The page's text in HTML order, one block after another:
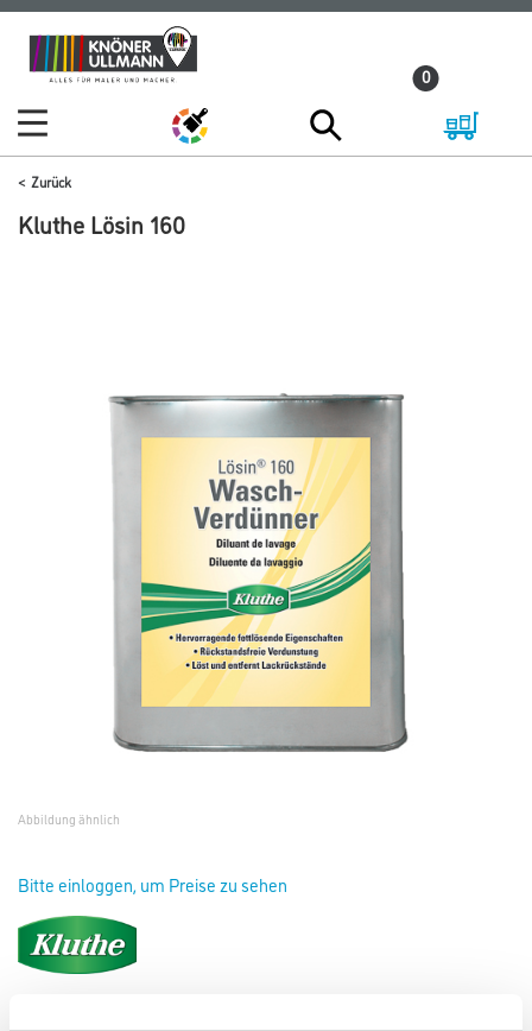
Zum
Inhalt
Zum
Navigationsmenü
0
Zurück
Kluthe Lösin 160
Abbildung ähnlich
Bitte einloggen, um Preise zu sehen